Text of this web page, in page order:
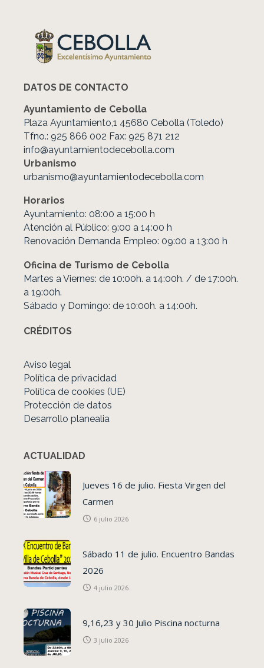
DATOS DE CONTACTO
Ayuntamiento de Cebolla
Plaza Ayuntamiento,1 45680 Cebolla (Toledo)
Tfno.: 925 866 002 Fax: 925 871 212
info@ayuntamientodecebolla.com
Urbanismo
urbanismo@ayuntamientodecebolla.com
Horarios
Ayuntamiento: 08:00 a 15:00 h
Atención al Público: 9:00 a 14:00 h
Renovación Demanda Empleo: 09:00 a 13:00 h
Oficina de Turismo de Cebolla
Martes a Viernes: de 10:00h. a 14:00h. / de 17:00h.
a 19:00h.
Sábado y Domingo: de 10:00h. a 14:00h.
CRÉDITOS
Aviso legal
Política de privacidad
Política de cookies (UE)
Protección de datos
Desarrollo planealia
ACTUALIDAD
Jueves 16 de julio. Fiesta Virgen del
Carmen
6 julio 2026
Sábado 11 de julio. Encuentro Bandas
2026
4 julio 2026
9,16,23 y 30 Julio Piscina nocturna
3 julio 2026